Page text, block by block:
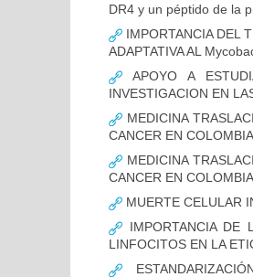
DR4 y un péptido de la
IMPORTANCIA DEL
ADAPTATIVA AL
APOYO A
INVESTIGACION EN
MEDICINA
CANCER EN COLOMBIA
MEDICINA
CANCER EN COLOMBIA
MUERTE CELULAR
IMPORTANCIA DE
LINFOCITOS EN LA